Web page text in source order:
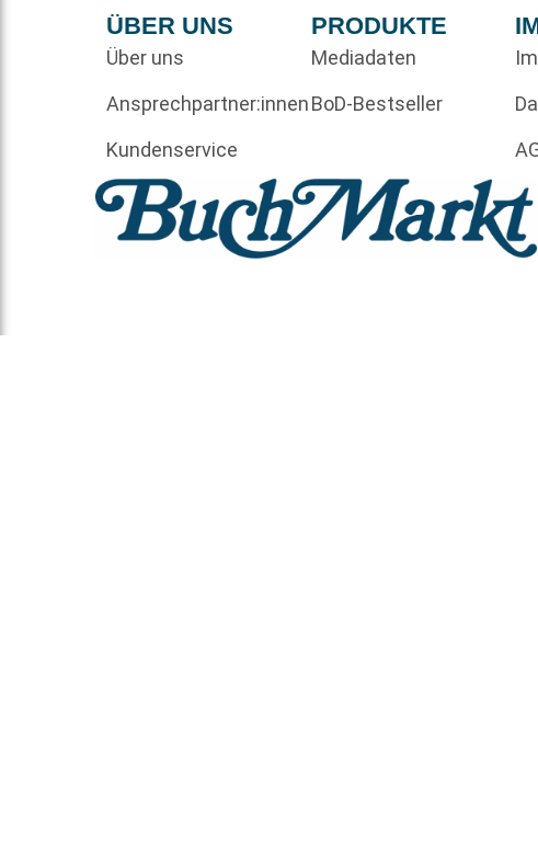
ÜBER UNS
Über uns
Ansprechpartner:innen
Kundenservice
PRODUKTE
Mediadaten
BoD-Bestseller